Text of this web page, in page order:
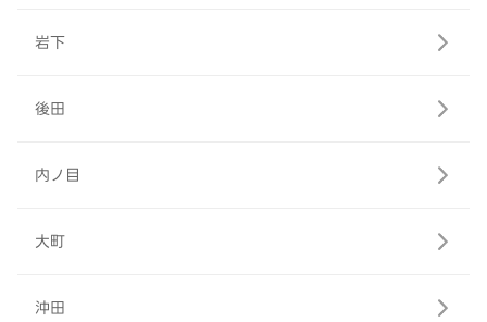
岩下
後田
内ノ目
大町
沖田